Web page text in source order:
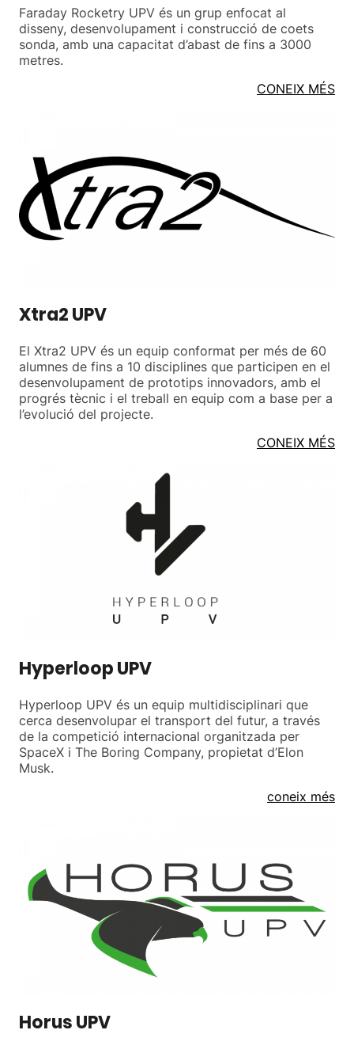
Faraday Rocketry UPV és un grup enfocat al
disseny, desenvolupament i construcció de coets
sonda, amb una capacitat d’abast de fins a 3000
metres.
CONEIX MÉS
Xtra2 UPV
El Xtra2 UPV és un equip conformat per més de 60
alumnes de fins a 10 disciplines que participen en el
desenvolupament de prototips innovadors, amb el
progrés tècnic i el treball en equip com a base per a
l’evolució del projecte.
CONEIX MÉS
Hyperloop UPV
Hyperloop UPV és un equip multidisciplinari que
cerca desenvolupar el transport del futur, a través
de la competició internacional organitzada per
SpaceX i The Boring Company, propietat d’Elon
Musk.
coneix més
Horus UPV